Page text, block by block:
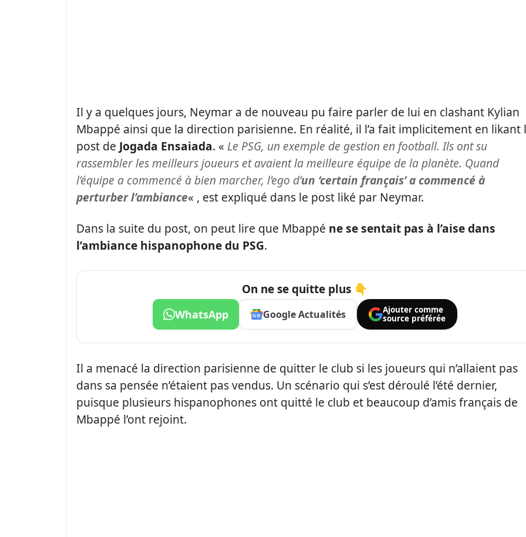
Il y a quelques jours, Neymar a de nouveau pu faire parler de lui en clashant Kylian
Mbappé ainsi que la direction parisienne. En réalité, il l’a fait implicitement en likant
post de Jogada Ensaiada. « Le PSG, un exemple de gestion en football. Ils ont su
rassembler les meilleurs joueurs et avaient la meilleure équipe de la planète. Quand
l’équipe a commencé à bien marcher, l’ego d’un ‘certain français’ a commencé à
perturber l’ambiance« , est expliqué dans le post liké par Neymar.
Dans la suite du post, on peut lire que Mbappé ne se sentait pas à l’aise dans
l’ambiance hispanophone du PSG.
On ne se quitte plus 👇
WhatsApp Google Actualités
Ajouter comme
source préférée
Il a menacé la direction parisienne de quitter le club si les joueurs qui n’allaient pas
dans sa pensée n’étaient pas vendus. Un scénario qui s’est déroulé l’été dernier,
puisque plusieurs hispanophones ont quitté le club et beaucoup d’amis français de
Mbappé l’ont rejoint.